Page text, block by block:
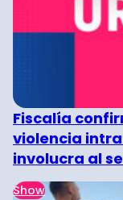
Fiscalía
violencia
involucra al
Show